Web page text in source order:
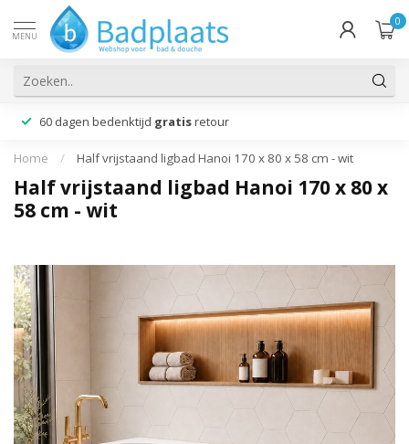
MENU
0
60 dagen bedenktijd gratis retour
Home / Half vrijstaand ligbad Hanoi 170 x 80 x 58 cm - wit
Half vrijstaand ligbad Hanoi 170 x 80 x
58 cm - wit